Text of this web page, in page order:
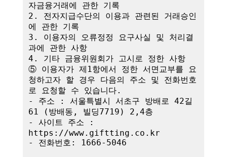
자금융거래에 관한 기록
2. 전자지급수단의 이용과 관련된 거래승인
에 관한 기록
3. 이용자의 오류정정 요구사실 및 처리결
과에 관한 사항
4. 기타 금융위원회가 고시로 정한 사항
⑤ 이용자가 제1항에서 정한 서면교부를 요
청하고자 할 경우 다음의 주소 및 전화번호
로 요청할 수 있습니다.
- 주소 : 서울특별시 서초구 방배로 42길
61 (방배동, 빌딩7719) 2,4층
- 사이트 주소 :
https://www.giftting.co.kr
- 전화번호: 1666-5046